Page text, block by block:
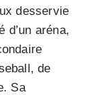
desservie
d’un aréna,
de
Sa